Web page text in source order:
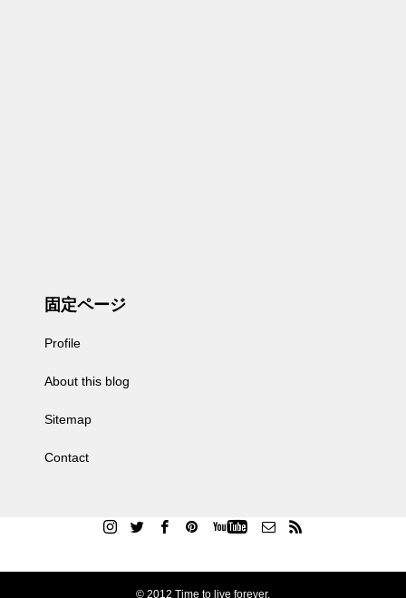
固定ページ
Profile
About this blog
Sitemap
Contact
© 2012 Time to live forever.